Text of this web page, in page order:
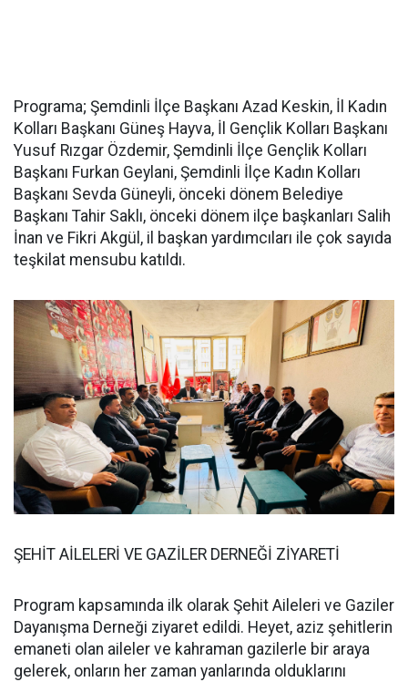
Programa; Şemdinli İlçe Başkanı Azad Keskin, İl Kadın
Kolları Başkanı Güneş Hayva, İl Gençlik Kolları Başkanı
Yusuf Rızgar Özdemir, Şemdinli İlçe Gençlik Kolları
Başkanı Furkan Geylani, Şemdinli İlçe Kadın Kolları
Başkanı Sevda Güneyli, önceki dönem Belediye
Başkanı Tahir Saklı, önceki dönem ilçe başkanları Salih
İnan ve Fikri Akgül, il başkan yardımcıları ile çok sayıda
teşkilat mensubu katıldı.
ŞEHİT AİLELERİ VE GAZİLER DERNEĞİ ZİYARETİ
Program kapsamında ilk olarak Şehit Aileleri ve Gaziler
Dayanışma Derneği ziyaret edildi. Heyet, aziz şehitlerin
emaneti olan aileler ve kahraman gazilerle bir araya
gelerek, onların her zaman yanlarında olduklarını